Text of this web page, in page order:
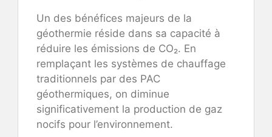
Un des bénéfices majeurs de la
géothermie réside dans sa capacité à
réduire les émissions de CO₂. En
remplaçant les systèmes de chauffage
traditionnels par des PAC
géothermiques, on diminue
significativement la production de gaz
nocifs pour l’environnement.